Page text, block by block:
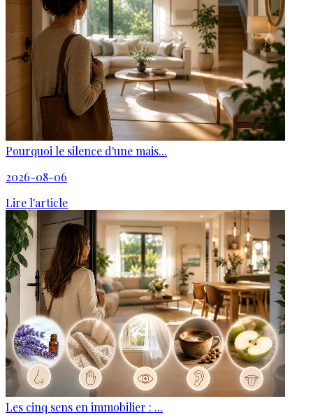
Pourquoi le silence d'une mais...
2026-08-06
Lire l'article
Les cinq sens en immobilier : ...